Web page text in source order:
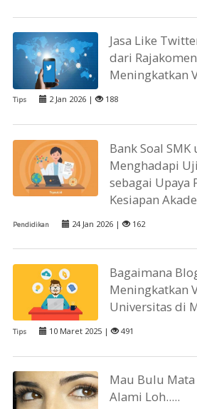
Jasa Like
dari
Meningkatkan
Tips 2 Jan 2026 | 188
Bank Soal
Menghadapi
sebagai Upaya
Kesiapan
Pendidikan 24 Jan 2026 | 162
Bagaimana
Meningkatkan
Universitas di
Tips 10 Maret 2025 | 491
Mau Bulu Mata
Alami Loh.....